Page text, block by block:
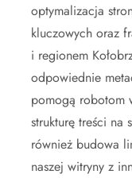
optymalizacja
kluczowych oraz
i regionem
odpowiednie
pomogą robotom
strukturę treści na
również budowa
naszej witryny z